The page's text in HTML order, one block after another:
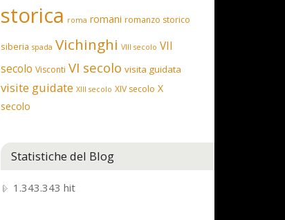
storica roma romani romanzo storico
siberia spada Vichinghi VIII secolo VII
secolo Visconti VI secolo visita guidata
visite guidate XIII secolo XIV secolo X
secolo
Statistiche del Blog
1.343.343 hit